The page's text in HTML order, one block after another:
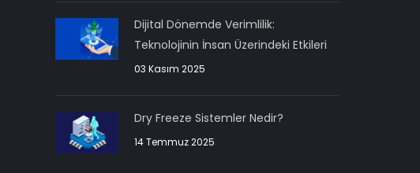
Dijital Dönemde Verimlilik:
Teknolojinin İnsan Üzerindeki Etkileri
03 Kasım 2025
Dry Freeze Sistemler Nedir?
14 Temmuz 2025